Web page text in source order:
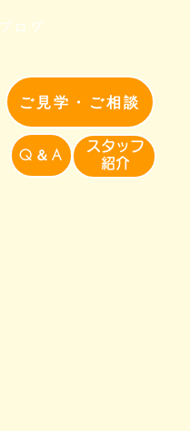
ご見学・ご相談
Q＆A
​スタッフ
紹介​
ブログ